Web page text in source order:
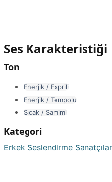
Ses Karakteristiği
Ton
Enerjik / Esprili
Enerjik / Tempolu
Sıcak / Samimi
Kategori
Erkek Seslendirme